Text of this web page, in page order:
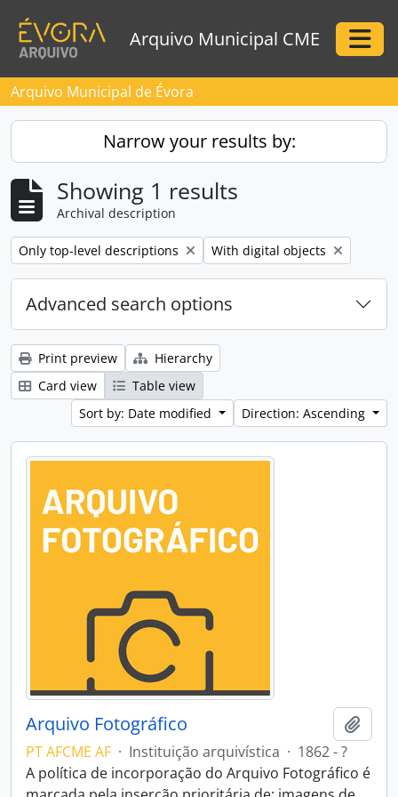
Arquivo Municipal CME
Arquivo Municipal de Évora
Narrow your results by:
Showing 1 results
Archival description
Remove filter:
Only top-level descriptions Remove filter:
With digital objects
Advanced search options
Print preview
Hierarchy
Card view
Table view
Sort by: Date modified
Direction: Ascending
Arquivo Fotográfico
PT AFCME AF · Instituição arquivística · 1862 - ?
A política de incorporação do Arquivo Fotográfico é